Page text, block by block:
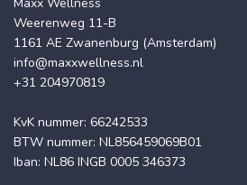
Weerenweg 11-B
1161 AE Zwanenburg (Amsterdam)
info@maxxwellness.nl
+31 204970819
KvK nummer: 66242533
BTW nummer: NL856459069B01
Iban: NL86 INGB 0005 346373